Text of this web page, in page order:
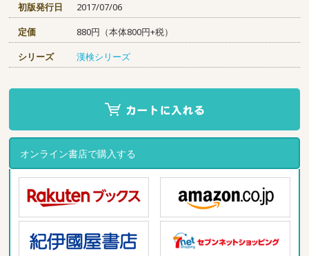
初版発行日
2017/07/06
定価
880円（本体800円+税）
シリーズ
漢検シリーズ
オンライン書店で購入する